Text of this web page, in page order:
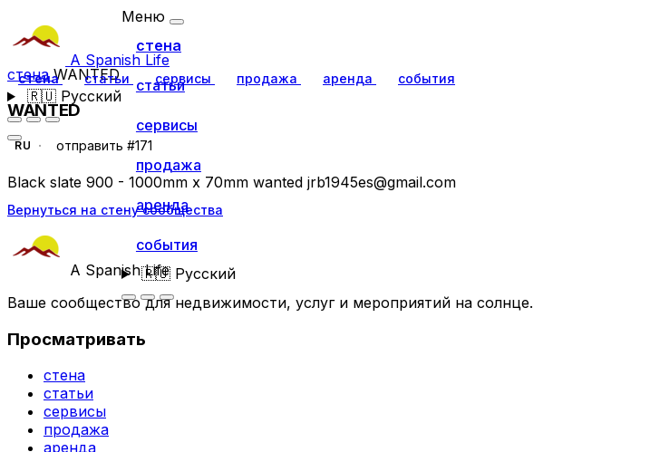
A Spanish Life
стена статьи сервисы продажа аренда события
🇷🇺Русский
Меню
стена
статьи
сервисы
продажа
аренда
события
🇷🇺Русский
стенаWANTED
WANTED
RU отправить #171
Black slate 900 - 1000mm x 70mm wanted jrb1945es@gmail.com
Вернуться на стену сообщества
A Spanish Life
Ваше сообщество для недвижимости, услуг и мероприятий на солнце.
Просматривать
стена
статьи
сервисы
продажа
аренда